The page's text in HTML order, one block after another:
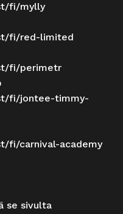
fi/mylly
fi/red-limited
fi/perimetr
fi/jontee-timmy-
fi/carnival-academy
se sivulta